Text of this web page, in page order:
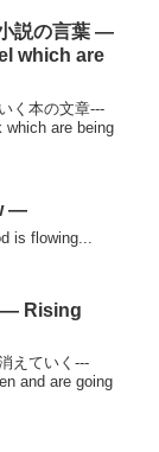
説の言葉 —
which are
く本の文章---
which are being
—
is flowing...
— Rising
えていく---
and are going